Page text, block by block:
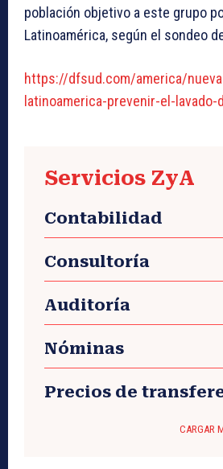
población objetivo a este grupo
Latinoamérica, según el sondeo
https://dfsud.com/america/
latinoamerica-prevenir-el-
Servicios ZyA
Contabilidad
Consultoría
Auditoría
Nóminas
Precios de
CARGAR